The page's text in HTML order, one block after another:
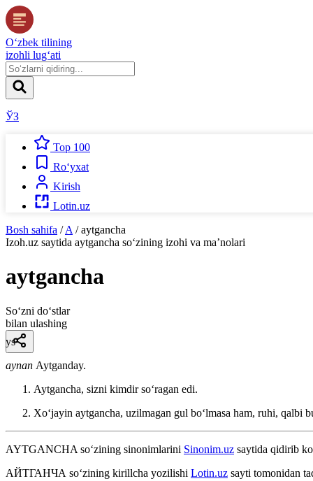
O‘zbek tilining
izohli lug‘ati
ЎЗ
Top 100
Ro‘yxat
Kirish
Lotin.uz
Bosh sahifa / A / aytgancha
Izoh.uz saytida aytgancha so‘zining izohi va ma’nolari
aytgancha
So‘zni do‘stlar
bilan ulashing
ys
aynan Aytganday.
Aytgancha, sizni kimdir soʻragan edi.
Xoʻjayin aytgancha, uzilmagan gul boʻlmasa ham, ruhi, qalbi
AYTGANCHA so‘zining sinonimlarini Sinonim.uz saytida qidirib
АЙТГАНЧА so‘zining kirillcha yozilishi Lotin.uz sayti tomonidan